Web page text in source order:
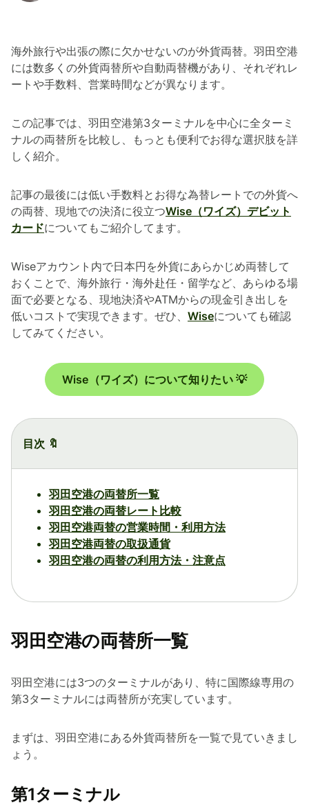
海外旅行や出張の際に欠かせないのが外貨両替。羽田空港
には数多くの外貨両替所や自動両替機があり、それぞれレ
ートや手数料、営業時間などが異なります。
この記事では、羽田空港第3ターミナルを中心に全ターミ
ナルの両替所を比較し、もっとも便利でお得な選択肢を詳
しく紹介。
記事の最後には低い手数料とお得な為替レートでの外貨へ
の両替、現地での決済に役立つWise（ワイズ）デビット
カードについてもご紹介してます。
Wiseアカウント内で日本円を外貨にあらかじめ両替して
おくことで、海外旅行・海外赴任・留学など、あらゆる場
面で必要となる、現地決済やATMからの現金引き出しを
低いコストで実現できます。ぜひ、 Wiseについても確認
してみてください。
Wise（ワイズ）について知りたい 💡
目次 🔖
羽田空港の両替所一覧
羽田空港の両替レート比較
羽田空港両替の営業時間・利用方法
羽田空港両替の取扱通貨
羽田空港の両替の利用方法・注意点
羽田空港の両替所一覧
羽田空港には3つのターミナルがあり、特に国際線専用の
第3ターミナルには両替所が充実しています。
まずは、羽田空港にある外貨両替所を一覧で見ていきまし
ょう。
第1ターミナル